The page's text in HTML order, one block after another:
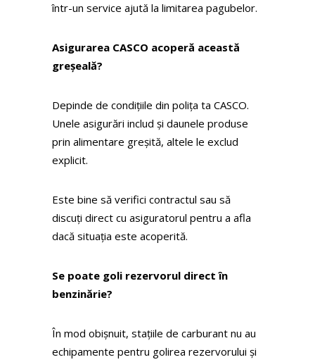
într-un service ajută la limitarea pagubelor.
Asigurarea CASCO acoperă această
greșeală?
Depinde de condițiile din polița ta CASCO.
Unele asigurări includ și daunele produse
prin alimentare greșită, altele le exclud
explicit.
Este bine să verifici contractul sau să
discuți direct cu asiguratorul pentru a afla
dacă situația este acoperită.
Se poate goli rezervorul direct în
benzinărie?
În mod obișnuit, stațiile de carburant nu au
echipamente pentru golirea rezervorului și